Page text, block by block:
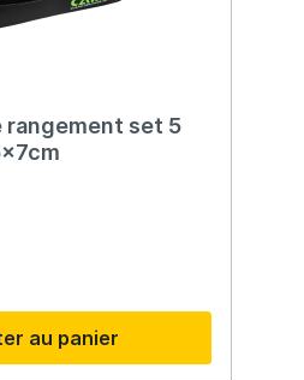
rangement set 5
au panier